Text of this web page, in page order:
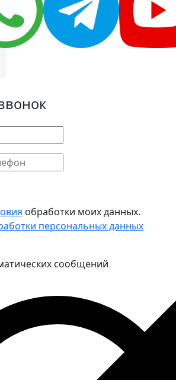
обработки моих данных.
персональных данных
сообщений